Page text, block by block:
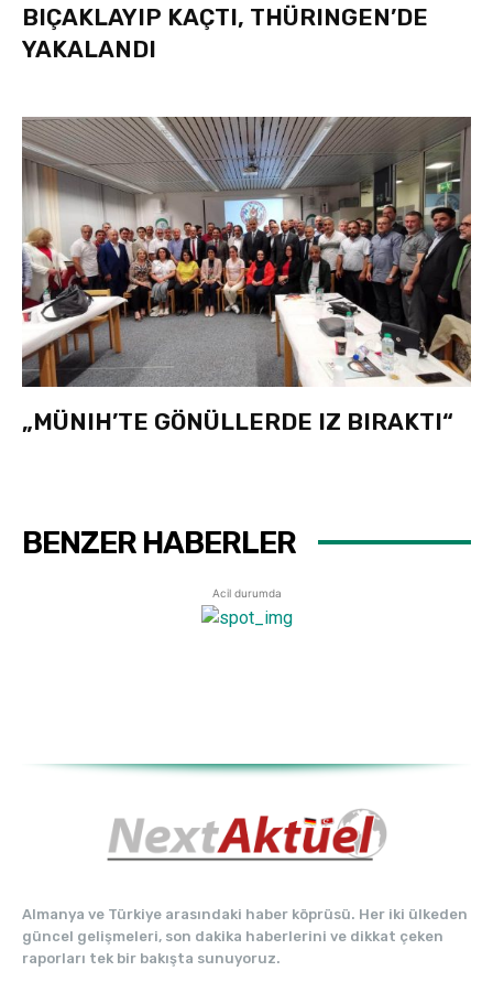
BIÇAKLAYIP KAÇTI, THÜRINGEN’DE
YAKALANDI
„MÜNIH’TE GÖNÜLLERDE IZ BIRAKTI“
BENZER HABERLER
Acil durumda
Almanya ve Türkiye arasındaki haber köprüsü. Her iki ülkeden
güncel gelişmeleri, son dakika haberlerini ve dikkat çeken
raporları tek bir bakışta sunuyoruz.